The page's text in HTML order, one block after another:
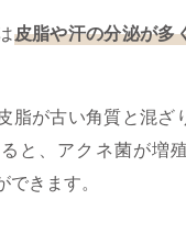
皮脂や汗の分泌が多
脂が古い角質と混ざ
と、アクネ菌が増
できます。